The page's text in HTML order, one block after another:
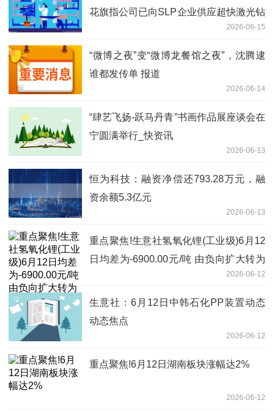
花旗指公司已向SLP企业供应超快激光钻
2026-06-15
“微博之夜”变“微博龙餐馆之夜”，沈腾逮
谁都发传单 报道
2026-06-14
“肆艺飞扬-跃马丹青”书画作品展座谈会在
宁圆满举行_快资讯
2026-06-13
恒为科技：融资净偿还793.28万元，融
资余额5.3亿元
2026-06-13
重点聚焦!生意社氢氧化锂(工业级)6月12
日均差为-6900.00元/吨 由负向扩大转为
2026-06-12
生意社：6月12日中韩石化PP装置动态
动态焦点
2026-06-12
重点聚焦!6月12日湖南板块涨幅达2%
2026-06-12